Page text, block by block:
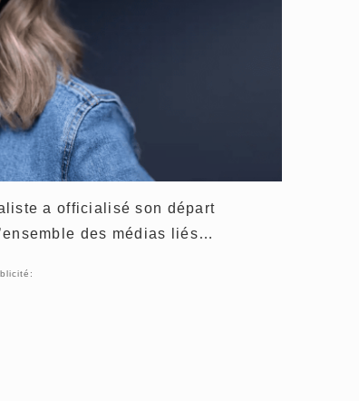
a officialisé son départ
des médias liés…